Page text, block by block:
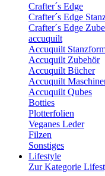
Crafter´s Edge
Crafter´s Edge
Crafter´s Edge
accuquilt
Accuquilt
Accuquilt Zubehör
Accuquilt Bücher
Accuquilt
Accuquilt Qubes
Botties
Plotterfolien
Veganes Leder
Filzen
Sonstiges
Lifestyle
Zur Kategorie